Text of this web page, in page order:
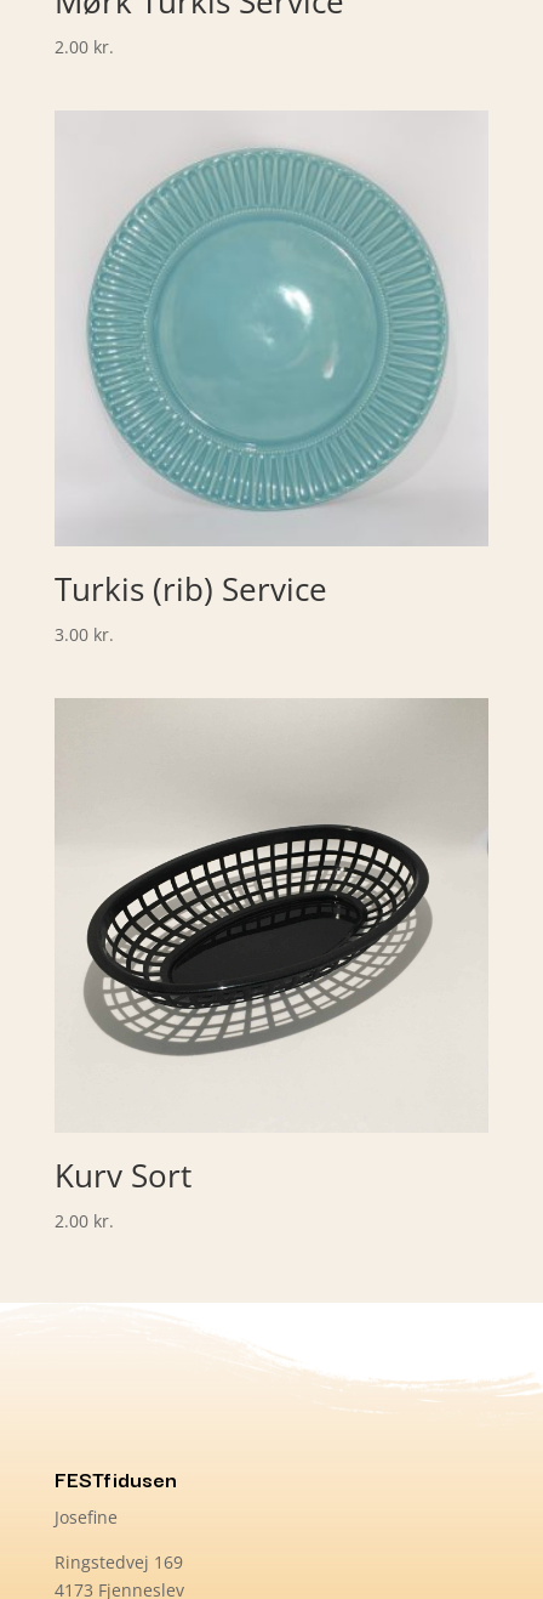
2.00 kr.
Turkis (rib) Service
3.00 kr.
Kurv Sort
2.00 kr.
FESTfidusen
Josefine
Ringstedvej 169
4173 Fjenneslev